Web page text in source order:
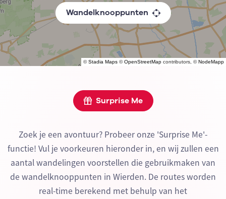
©Stadia Maps ©OpenStreetMap contributors, ©NodeMapp
Wandelknooppunten
Surprise Me
Zoek je een avontuur? Probeer onze 'Surprise Me'-
functie! Vul je voorkeuren hieronder in, en wij zullen een
aantal wandelingen voorstellen die gebruikmaken van
de wandelknooppunten in Wierden. De routes worden
real-time berekend met behulp van het